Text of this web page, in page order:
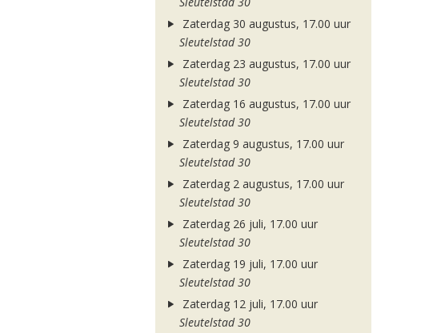
Zaterdag 30 augustus, 17.00 uur
Sleutelstad 30
Zaterdag 23 augustus, 17.00 uur
Sleutelstad 30
Zaterdag 16 augustus, 17.00 uur
Sleutelstad 30
Zaterdag 9 augustus, 17.00 uur
Sleutelstad 30
Zaterdag 2 augustus, 17.00 uur
Sleutelstad 30
Zaterdag 26 juli, 17.00 uur
Sleutelstad 30
Zaterdag 19 juli, 17.00 uur
Sleutelstad 30
Zaterdag 12 juli, 17.00 uur
Sleutelstad 30